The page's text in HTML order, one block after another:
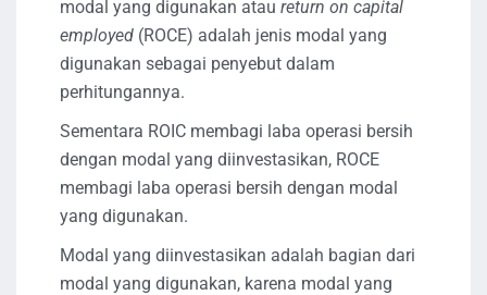
modal yang digunakan atau return on capital
employed (ROCE) adalah jenis modal yang
digunakan sebagai penyebut dalam
perhitungannya.
Sementara ROIC membagi laba operasi bersih
dengan modal yang diinvestasikan, ROCE
membagi laba operasi bersih dengan modal
yang digunakan.
Modal yang diinvestasikan adalah bagian dari
modal yang digunakan, karena modal yang